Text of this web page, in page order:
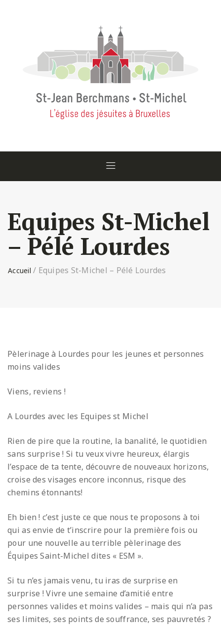
Equipes St-Michel
– Pélé Lourdes
/ Equipes St-Michel – Pélé Lourdes
Pèlerinage à Lourdes pour les jeunes et personnes
moins valides
Viens, reviens !
A Lourdes avec les Equipes st Michel
Rien de pire que la routine, la banalité, le quotidien
sans surprise ! Si tu veux vivre heureux, élargis
l’espace de ta tente, découvre de nouveaux horizons,
croise des visages encore inconnus, risque des
chemins étonnants!
Eh bien ! c’est juste ce que nous te proposons à toi
qui as envie de t’inscrire pour la première fois ou
pour une nouvelle au terrible pèlerinage des
Équipes Saint-Michel dites « ESM ».
Si tu n’es jamais venu, tu iras de surprise en
surprise ! Vivre une semaine d’amitié entre
personnes valides et moins valides – mais qui n’a pas
ses limites, ses points de souffrance, ses pauvretés ?